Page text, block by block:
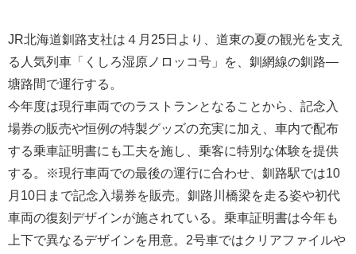
JR北海道釧路支社は４月25日より、道東の夏の観光を支え
る人気列車「くしろ湿原ノロッコ号」を、釧網線の釧路―
塘路間で運行する。
今年度は現行車両でのラストランとなることから、記念入
場券の販売や恒例の特製グッズの充実に加え、車内で配布
する乗車証明書にも工夫を施し、乗客に特別な体験を提供
する。※現行車両での最後の運行に合わせ、釧路駅では10
月10日まで記念入場券を販売。釧路川橋梁を走る姿や初代
車両の復刻デザインが施されている。乗車証明書は今年も
上下で異なるデザインを用意。2号車ではクリアファイルや